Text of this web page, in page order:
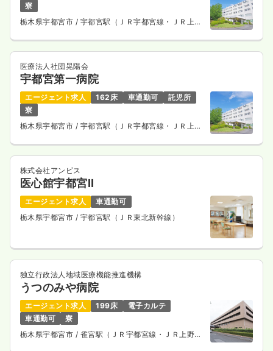
寮
栃木県宇都宮市 / 宇都宮駅（ＪＲ宇都宮線・ＪＲ上野
医療法人社団晃陽会
宇都宮第一病院
エージェント求人 162床 車通勤可
託児所
寮
栃木県宇都宮市 / 宇都宮駅（ＪＲ宇都宮線・ＪＲ上野
株式会社アンビス
医心館宇都宮Ⅱ
エージェント求人
車通勤可
栃木県宇都宮市 / 宇都宮駅（ＪＲ東北新幹線）
独立行政法人地域医療機能推進機構
うつのみや病院
エージェント求人 199床
電子カルテ
車通勤可
寮
栃木県宇都宮市 / 雀宮駅（ＪＲ宇都宮線・ＪＲ上野東